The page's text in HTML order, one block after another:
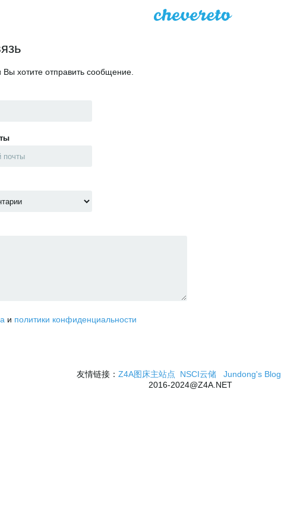
хотите отправить сообщение.
и политики конфиденциальности
友情链接： Z4A图床主站点 NSCI云储 Jundong's Blog
2016-2024@Z4A.NET